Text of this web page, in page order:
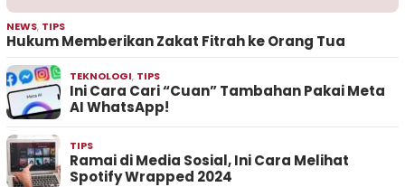
NEWS, TIPS
Hukum Memberikan Zakat Fitrah ke Orang Tua
TEKNOLOGI, TIPS
Ini Cara Cari “Cuan” Tambahan Pakai Meta
AI WhatsApp!
TIPS
Ramai di Media Sosial, Ini Cara Melihat
Spotify Wrapped 2024